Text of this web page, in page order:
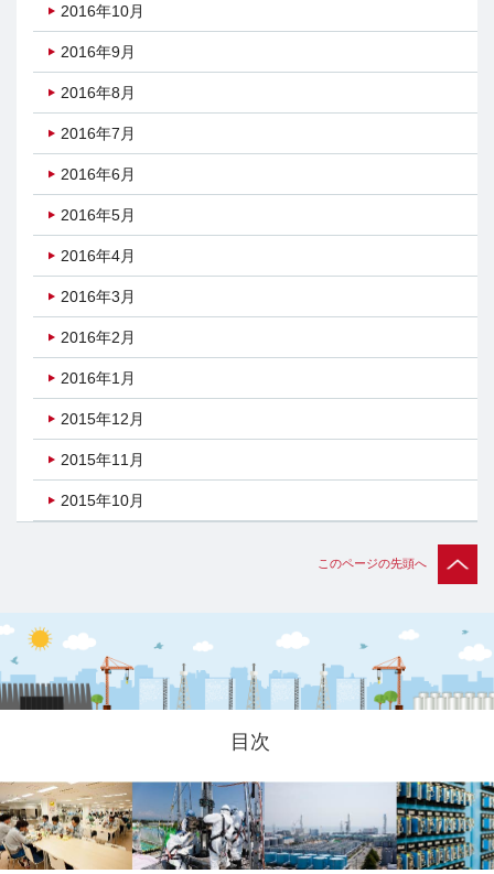
2016年10月
2016年9月
2016年8月
2016年7月
2016年6月
2016年5月
2016年4月
2016年3月
2016年2月
2016年1月
2015年12月
2015年11月
2015年10月
このページの先頭へ
目次